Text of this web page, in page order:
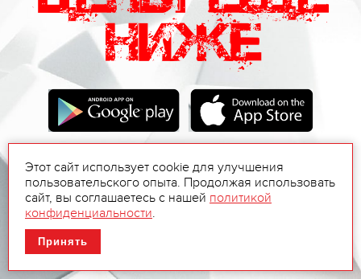
Этот сайт использует cookie для улучшения
пользовательского опыта. Продолжая использовать
сайт, вы соглашаетесь с нашей политикой
конфиденциальности.
Принять